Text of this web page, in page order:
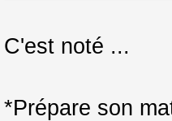
C'est noté ...
*Prépare son